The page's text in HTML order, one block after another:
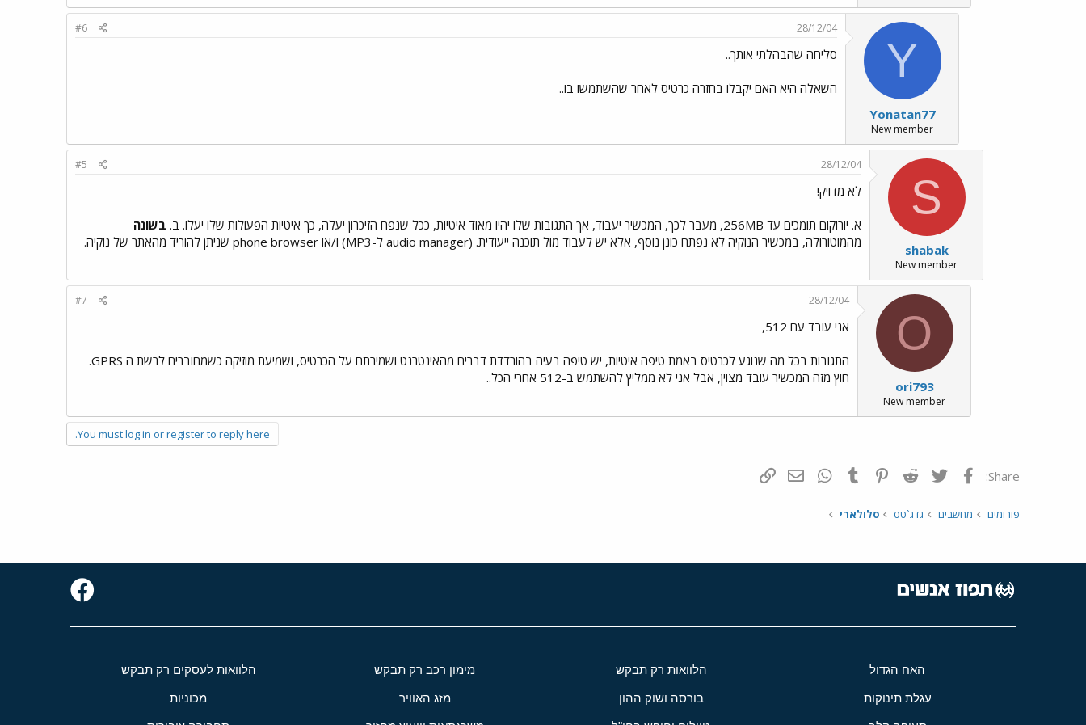
Y
Yonatan77
New member
28/12/04
#6
סליחה שהבהלתי אותך..
השאלה היא האם יקבלו בחזרה כרטיס לאחר שהשתמשו בו..
S
shabak
New member
28/12/04
#5
לא מדויק!
א. יורוקום תומכים עד 256MB, מעבר לכך, המכשיר יעבוד, אך התגובות שלו יהיו מאוד איטיות, ככל שנפח הזיכרון יעלה, כך איטיות הפעולות שלו יעלו. ב.
בשונה
מהמוטורולה, במכשיר הנוקיה לא נפתח כונן נוסף, אלא יש לעבוד מול תוכנה ייעודית. (audio manager ל-MP3) ו/או phone browser שניתן להוריד מהאתר של נוקיה.
O
ori793
New member
28/12/04
#7
אני עובד עם 512,
התגובות בכל מה שנוגע לכרטיס באמת טיפה איטיות, יש טיפה בעיה בהורדדת דברים מהאינטרנט ושמירתם על הכרטיס, ושמיעת מוזיקה כשמחוברים לרשת ה GPRS.
חוץ מזה המכשיר עובד מצוין, אבל אני לא ממליץ להשתמש ב-512 אחרי הכל..
You must log in or register to reply here.
Share: פייסבוק Twitter
Reddit
Pinterest
Tumblr
WhatsAppדואר אלקטרוני
פורומים מחשבים גדג`טס סלולארי
האח הגדול הלוואות רק תבקש מימון רכב רק תבקש הלוואות לעסקים רק תבקש
עגלת תינוקות בורסה ושוק ההון מזג האוויר מכוניות